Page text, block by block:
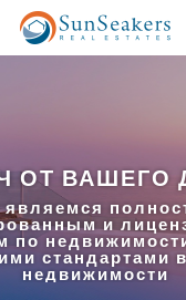
ОТ ВАШЕГО
и
по
стандартами
недвижимости